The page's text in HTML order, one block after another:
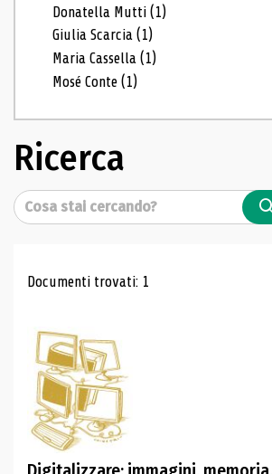
Donatella Mutti(1)
Giulia Scarcia(1)
Maria Cassella(1)
Mosé Conte(1)
Ricerca
Cerca
Risultati di ricerca
Documenti trovati: 1